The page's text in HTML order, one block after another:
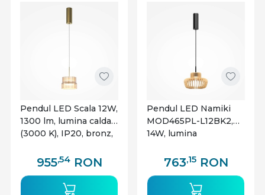
Pendul LED Scala 12W,
1300 lm, lumina calda
(3000 K), IP20, bronz,
955,54 RON
Pendul LED Namiki
MOD465PL-L12BK2,
14W, lumina
negru, Maytoni
763,15 RON